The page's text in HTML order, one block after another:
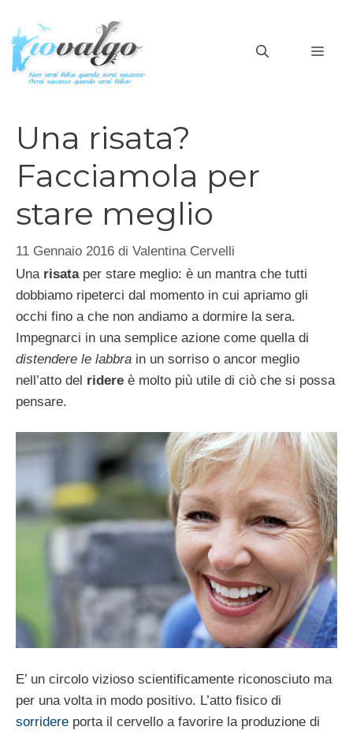
contenuto
Una risata?
Facciamola per
stare meglio
11 Gennaio 2016 di Valentina Cervelli
Unarisataper stare meglio: è un mantra che tutti
dobbiamo ripeterci dal momento in cui apriamo gli
occhi fino a che non andiamo a dormire la sera.
Impegnarci in una semplice azione come quella di
distendere le labbra in un sorriso o ancor meglio
nell’atto del ridere è molto più utile di ciò che si possa
pensare.
E’ un circolo vizioso scientificamente riconosciuto ma
per una volta in modo positivo. L’atto fisico di
sorridere porta il cervello a favorire la produzione di